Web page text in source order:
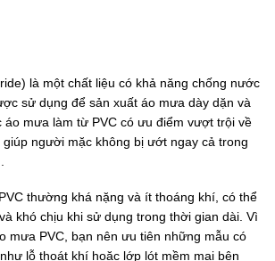
là một chất liệu có khả năng chống nước
sử dụng để sản xuất áo mưa dày dặn và
áo mưa làm từ PVC có ưu điểm vượt trội về
giúp người mặc không bị ướt ngay cả trong
thường khá nặng và ít thoáng khí, có thể
khó chịu khi sử dụng trong thời gian dài. Vì
mưa PVC, bạn nên ưu tiên những mẫu có
lỗ thoát khí hoặc lớp lót mềm mại bên